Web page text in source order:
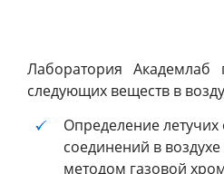
Лаборатория Академлаб
следующих веществ в
Определение летучих
соединений в
методом газовой